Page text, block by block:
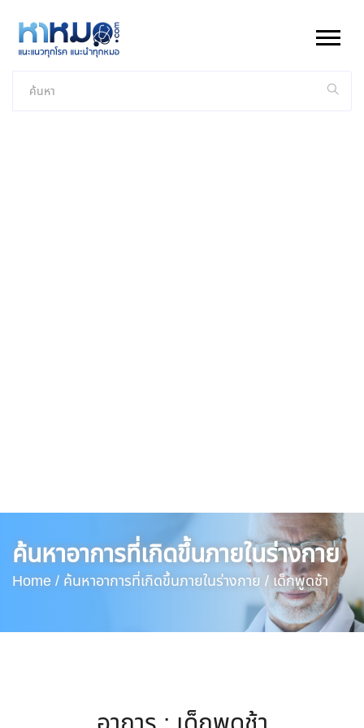
ค้นหาอาการที่เกิดขึ้นภายในร่างกาย
Home / ค้นหาอาการที่เกิดขึ้นภายในร่างกาย / เด็กพูดช้า